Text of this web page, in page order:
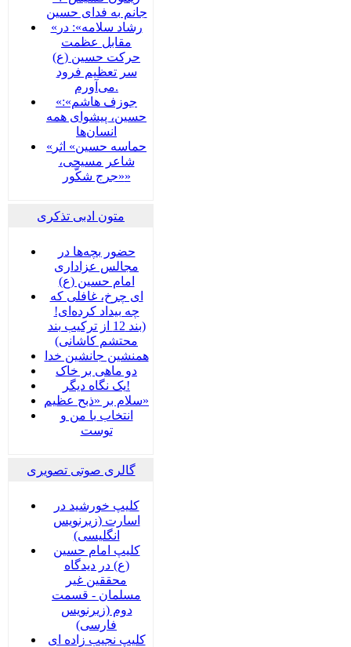
جانم به فدای حسین
«رشاد سلامه»: در
مقابل عظمت
حرکت حسین (ع)
سر تعظیم فرود
می‌آورم.
«جوزف هاشم»:
حسین، پیشوای همه
انسان‌ها
«حماسه حسین» اثر
شاعر مسیحی،
«جرج شکّور»
متون ادبی تذکری
حضور بچه‌‌‌ها در
مجالس عزاداری
امام حسین (ع)
ای چرخ، غافلی که
چه بیداد کرده‌ای!
(بند 12 از ترکیب بند
محتشم کاشانی)
همنشین جانشین خدا
دو ماهی بر خاک
یک نگاه دیگر!
سلام بر «ذبح عظیم»
انتخاب با من و
توست
گالری صوتی تصویری
کلیپ خورشید در
اسارت (زیرنویس
انگلیسی)
کلیپ امام حسین
(ع) در دیدگاه
محققین غیر
مسلمان - قسمت
دوم (زیرنویس
فارسی)
کلیپ نجیب زاده ای